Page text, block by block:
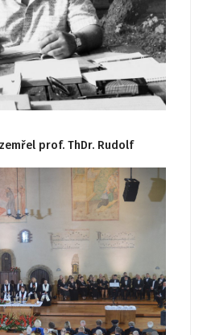
prof. ThDr. Rudolf